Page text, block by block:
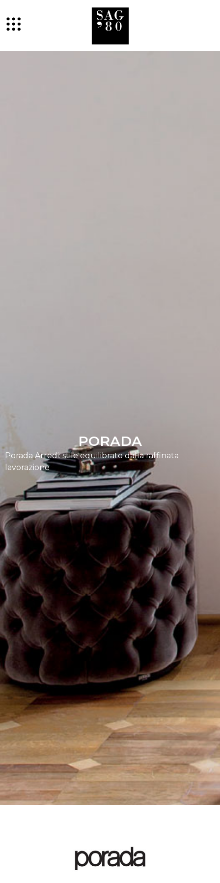
PORADA
Porada Arredi: stile equilibrato dalla raffinata
lavorazione